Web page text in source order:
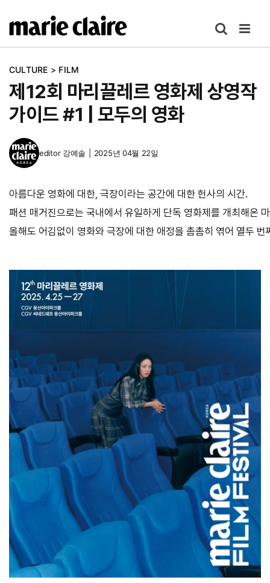
텐
건
기
CULTURE > FILM
제12회 마리끌레르 영화제 상영작
가이드 #1 | 모두의 영화
editor 강예솔 2025년 04월 22일
아름다운 영화에 대한, 극장이라는 공간에 대한 헌사의 시간.
패션 매거진으로는 국내에서 유일하게 단독 영화제를 개최해온
올해도 어김없이 영화와 극장에 대한 애정을 촘촘히 엮어 열두